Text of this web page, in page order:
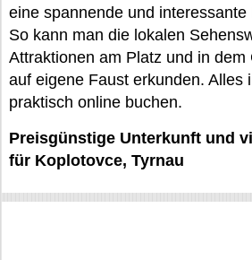
eine spannende und
So kann man die lokalen
Attraktionen am Platz und in dem
auf eigene Faust erkunden. Alles
praktisch online buchen.
Preisgünstige Unterkunft und
für Koplotovce, Tyrnau